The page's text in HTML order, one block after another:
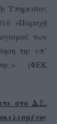
Υπηρεσίας
: «Παροχή
των
της υπ’
(ΦΕΚ
στο Δ.Σ.